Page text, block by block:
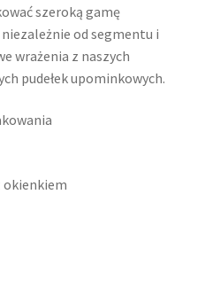
szeroką gamę
od segmentu i
wrażenia z naszych
pudełek upominkowych.